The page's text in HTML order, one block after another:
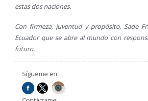
estas dos naciones.
Con firmeza, juventud y propósito, Sade
Ecuador que se abre al mundo con
futuro.
Sígueme en